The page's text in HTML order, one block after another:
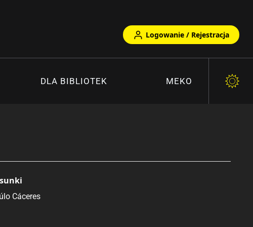
Logowanie / Rejestracja
DLA BIBLIOTEK MEKO
Cáceres